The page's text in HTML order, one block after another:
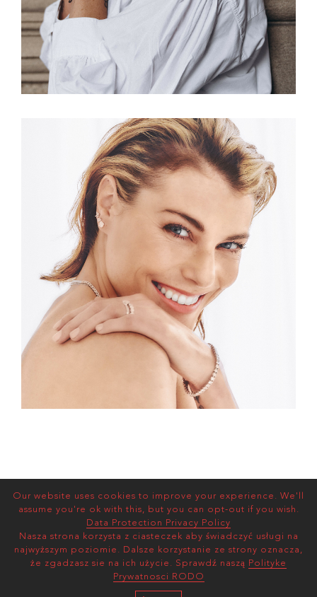
Our website uses cookies to improve your experience. We'll
assume you're ok with this, but you can opt-out if you wish.
Data Protection Privacy Policy
Nasza strona korzysta z ciasteczek aby świadczyć usługi na
najwyższym poziomie. Dalsze korzystanie ze strony oznacza,
że zgadzasz sie na ich użycie. Sprawdź naszą Polityke
Prywatnosci RODO